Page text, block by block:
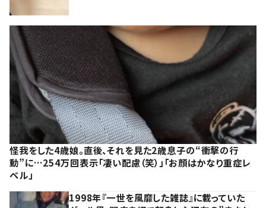
怪我をした4歳娘。直後、それを見た2歳息子の“衝撃の行
動”に…254万回表示「凄い配慮（笑）」「お顔はかなり重症レ
ベル」
1998年『一世を風靡した雑誌』に載っていた